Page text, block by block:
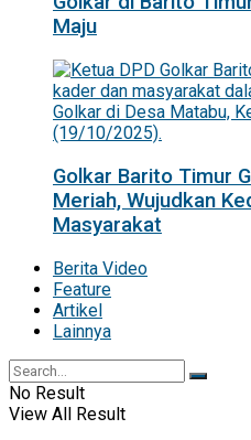
Maju
Golkar Barito Timur
Meriah, Wujudkan
Masyarakat
Berita Video
Feature
Artikel
Lainnya
No Result
View All Result